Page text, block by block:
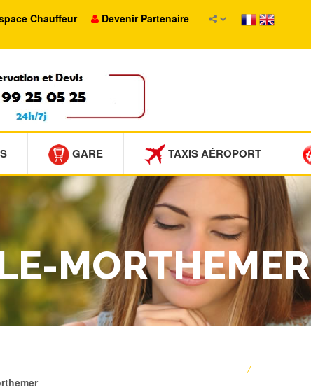
Chauffeur Devenir Partenaire
GARE TAXIS AÉROPORT
MORTHEMER
/